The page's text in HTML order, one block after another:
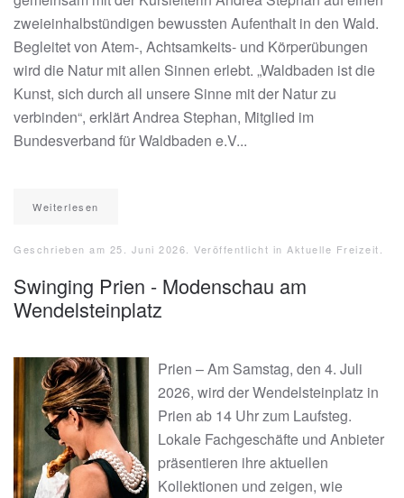
zweieinhalbstündigen bewussten Aufenthalt in den Wald.
Begleitet von Atem-, Achtsamkeits- und Körperübungen
wird die Natur mit allen Sinnen erlebt. „Waldbaden ist die
Kunst, sich durch all unsere Sinne mit der Natur zu
verbinden“, erklärt Andrea Stephan, Mitglied im
Bundesverband für Waldbaden e.V...
Weiterlesen
Geschrieben am 25. Juni 2026 . Veröffentlicht in Aktuelle Freizeit
Swinging Prien - Modenschau am
Wendelsteinplatz
Prien – Am Samstag, den 4. Juli
2026, wird der Wendelsteinplatz in
Prien ab 14 Uhr zum Laufsteg.
Lokale Fachgeschäfte und Anbieter
präsentieren ihre aktuellen
Kollektionen und zeigen, wie